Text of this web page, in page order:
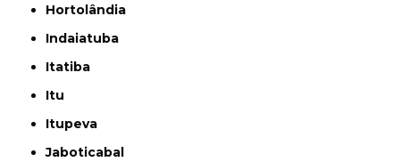
Hortolândia
Indaiatuba
Itatiba
Itu
Itupeva
Jaboticabal